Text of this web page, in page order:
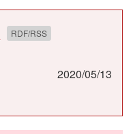
RDF/RSS
2020/05/13